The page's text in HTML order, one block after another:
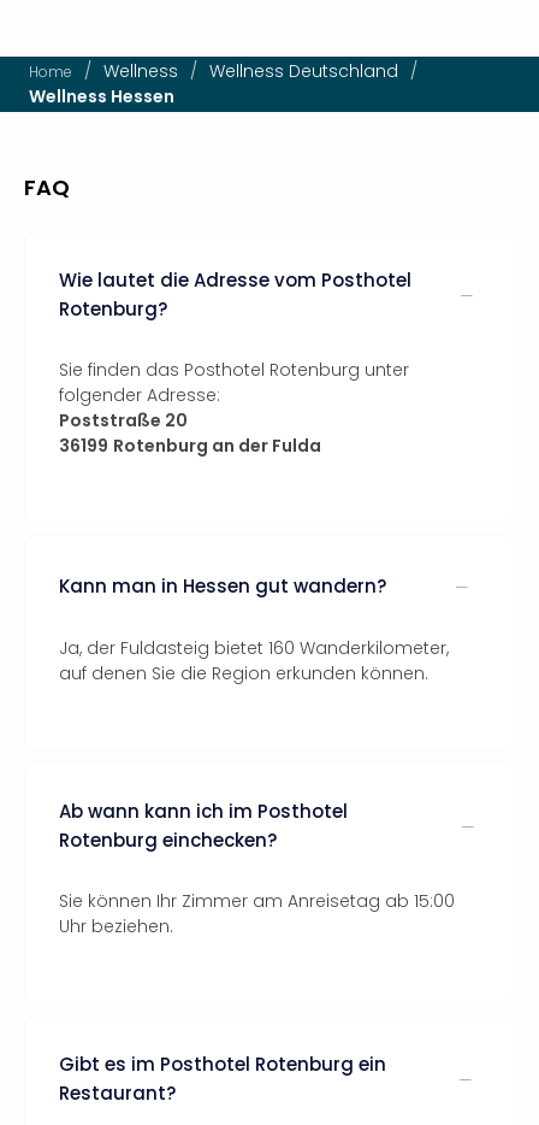
Home / Wellness / Wellness Deutschland /
Wellness Hessen
FAQ
Wie lautet die Adresse vom Posthotel
Rotenburg?
Sie finden das Posthotel Rotenburg unter
folgender Adresse:
Poststraße 20
36199 Rotenburg an der Fulda
Kann man in Hessen gut wandern?
Ja, der Fuldasteig bietet 160 Wanderkilometer,
auf denen Sie die Region erkunden können.
Ab wann kann ich im Posthotel
Rotenburg einchecken?
Sie können Ihr Zimmer am Anreisetag ab 15:00
Uhr beziehen.
Gibt es im Posthotel Rotenburg ein
Restaurant?